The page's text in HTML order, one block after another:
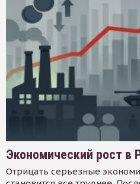
Экономический рост в
Отрицать серьезные